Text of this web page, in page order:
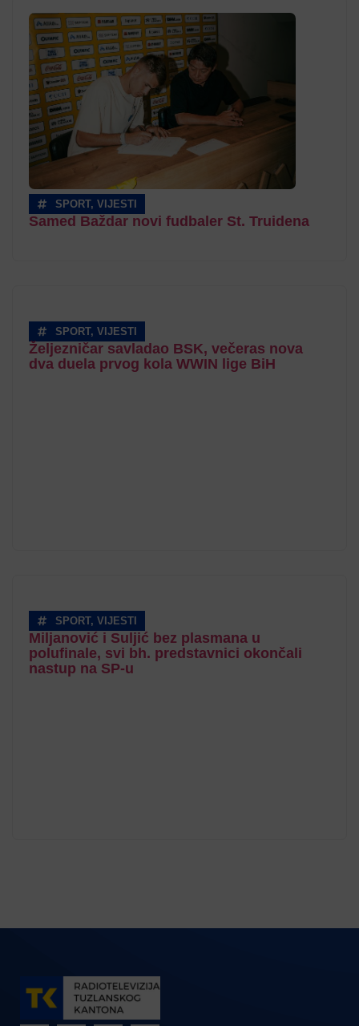
SPORT, VIJESTI
Samed Baždar novi fudbaler St. Truidena
SPORT, VIJESTI
Željezničar savladao BSK, večeras nova
dva duela prvog kola WWIN lige BiH
SPORT, VIJESTI
Miljanović i Suljić bez plasmana u
polufinale, svi bh. predstavnici okončali
nastup na SP-u